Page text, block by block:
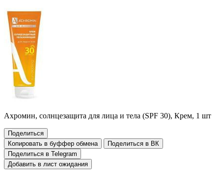
Ахромин, солнцезащита для лица и тела (SPF 30), Крем, 1 шт
Поделиться
Копировать в буффер обмена
Поделиться в ВК
Поделиться в Telegram
Добавить в лист ожидания